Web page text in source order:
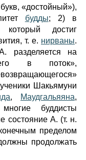
«достойный»),
будды; 2) в
достиг
т. е. нирваны.
разделяется на
в поток»,
Шакьямуни
, Маудгальяяна,
буддисты
состояние А. (т. н.
пределом
продолжать